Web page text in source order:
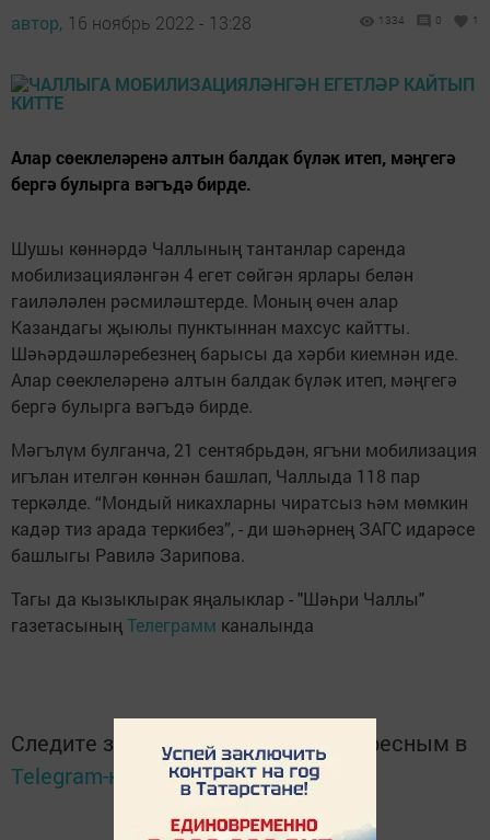
автор, 16 ноябрь 2022 - 13:28 1334 0 1
Алар сөеклеләренә алтын балдак бүләк итеп, мәңгегә
бергә булырга вәгъдә бирде.
Шушы көннәрдә Чаллының тантанлар саренда
мобилизацияләнгән 4 егет сөйгән ярлары белән
гаиләләлен рәсмиләштерде. Моның өчен алар
Казандагы җыюлы пунктыннан махсус кайтты.
Шәһәрдәшләребезнең барысы да хәрби киемнән иде.
Алар сөеклеләренә алтын балдак бүләк итеп, мәңгегә
бергә булырга вәгъдә бирде.
Мәгълүм булганча, 21 сентябрьдән, ягъни мобилизация
игълан ителгән көннән башлап, Чаллыда 118 пар
теркәлде. “Мондый никахларны чиратсыз һәм мөмкин
кадәр тиз арада теркибез”, - ди шәһәрнең ЗАГС идарәсе
башлыгы Равилә Зарипова.
Тагы да кызыклырак яңалыклар - "Шәһри Чаллы"
газетасыныңТелеграмм каналында
Следите за самым важным и интересным в
Telegram-каналеТатмедиа